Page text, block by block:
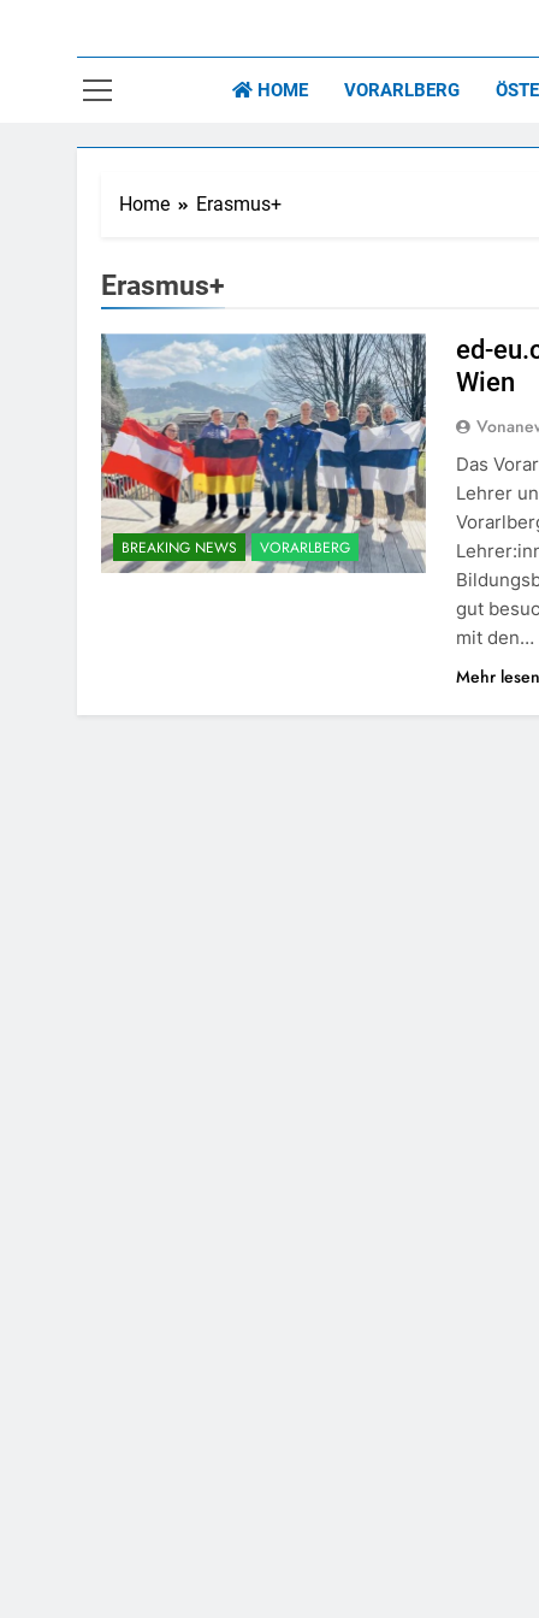
HOME VORARLBERG
Home Erasmus+
Erasmus+
BREAKING NEWS VORARLBERG
ed-
Wien
Das
Lehrer
gut
mit den…
Mehr lesen